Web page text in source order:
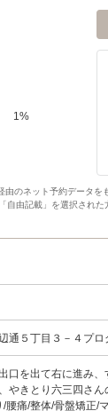
1 %
のネット予約データを
由記載」を選択された
通５丁目３－４プロ
を出て右に進み、
やきとり六三四さ
/腰痛/整体/骨盤矯正/